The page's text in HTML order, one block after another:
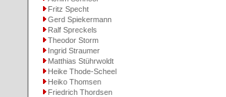
Fritz Specht
Gerd Spiekermann
Ralf Spreckels
Theodor Storm
Ingrid Straumer
Matthias Stührwoldt
Heike Thode-Scheel
Heiko Thomsen
Friedrich Thordsen